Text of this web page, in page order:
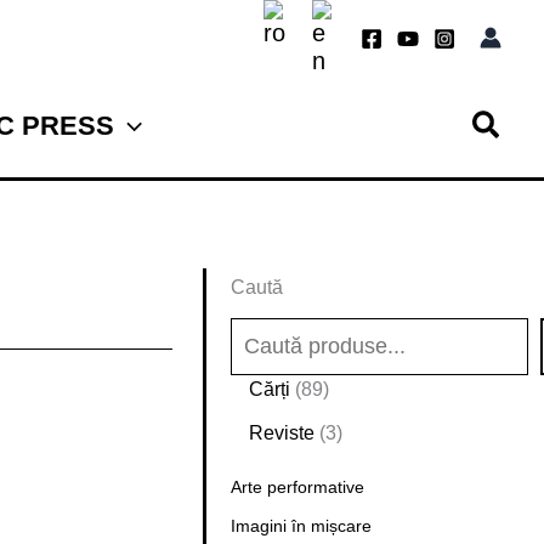
PRESS
Caută
Cărți 898
d
r
Reviste 33
r
o
Arte performative
Imagini în mișcare